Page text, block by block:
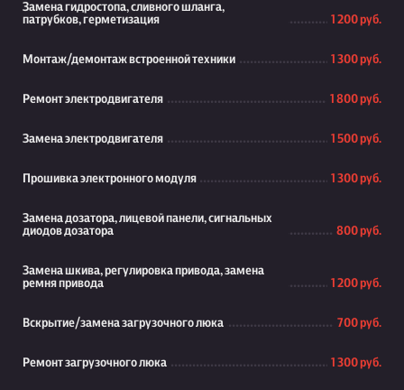
Замена гидростопа, сливного шланга,
патрубков, герметизация
1 200 руб.
Монтаж/демонтаж встроенной техники 1 300 руб.
Ремонт электродвигателя 1 800 руб.
Замена электродвигателя 1 500 руб.
Прошивка электронного модуля 1 300 руб.
Замена дозатора, лицевой панели, сигнальных
диодов дозатора
800 руб.
Замена шкива, регулировка привода, замена
ремня привода
1 200 руб.
Вскрытие/замена загрузочного люка 700 руб.
Ремонт загрузочного люка 1 300 руб.